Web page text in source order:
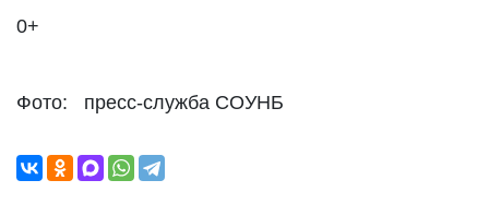
0+
Фото: пресс-служба СОУНБ